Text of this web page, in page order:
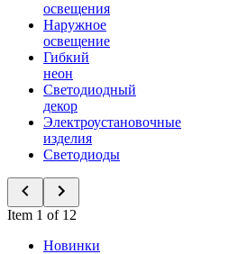
освещения
Наружное
освещение
Гибкий
неон
Светодиодный
декор
Электроустановочные
изделия
Светодиоды
Item 1 of 12
Новинки